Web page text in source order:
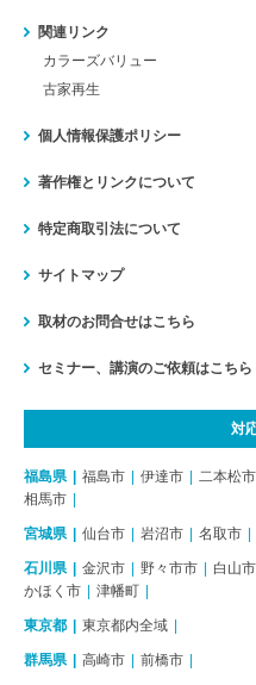
関連リンク
カラーズバリュー
古家再生
個人情報保護ポリシー
著作権とリンクについて
特定商取引法について
サイトマップ
取材のお問合せはこちら
セミナー、講演のご依頼はこちら
対
福島県 福島市 伊達市 二本松市
相馬市
宮城県 仙台市 岩沼市 名取市
石川県 金沢市 野々市市 白山市
かほく市
津幡町
東京都 東京都内全域
群馬県 高崎市 前橋市